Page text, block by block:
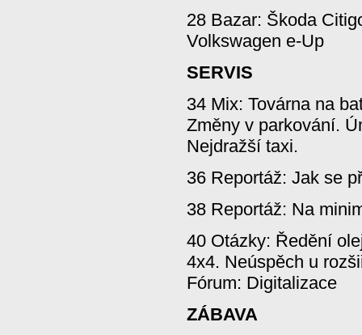
28 Bazar: Škoda
Volkswagen e-Up
SERVIS
34 Mix: Továrna na
Změny v parkování.
Nejdražší taxi.
36 Reportáž: Jak se
38 Reportáž: Na
40 Otázky: Ředění
4x4. Neúspěch u
Fórum: Digitalizace
ZÁBAVA